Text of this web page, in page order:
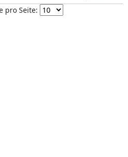
pro Seite: